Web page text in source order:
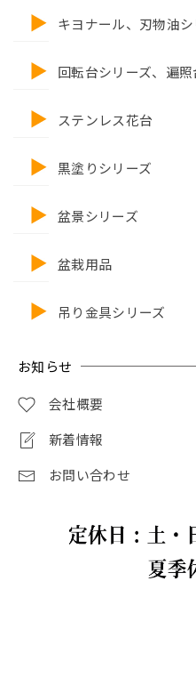
キヨナール、刃物油シ
回転台シリーズ、遍
ステンレス花台
黒塗りシリーズ
盆景シリーズ
盆栽用品
吊り金具シリーズ
お知らせ
会社概要
新着情報
お問い合わせ